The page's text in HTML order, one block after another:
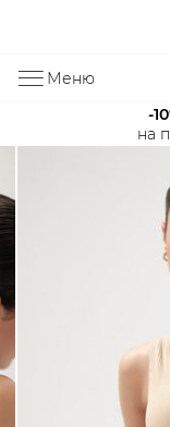
Меню
-
на